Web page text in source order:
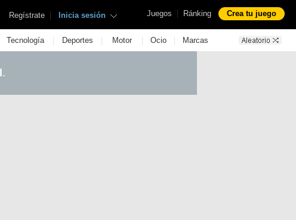
Juegos | Ránking Crea tu juego
Regístrate | Inicia sesión
Tecnología | Deportes | Motor | Ocio | Marcas
.